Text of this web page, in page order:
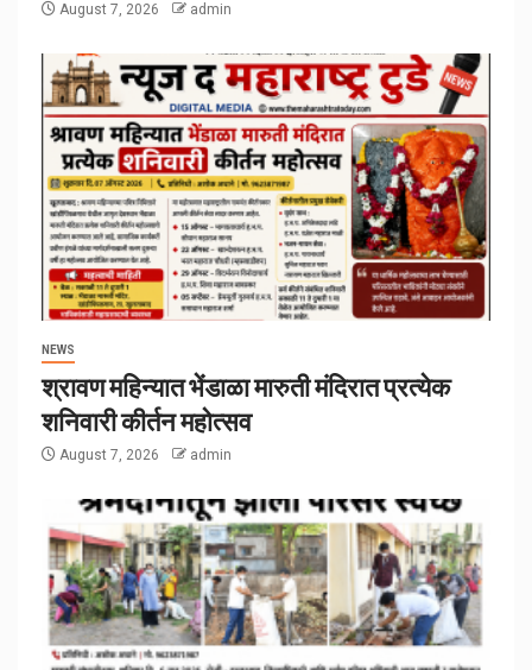
August 7, 2026 admin
NEWS
श्रावण महिन्यात भेंडाळा मारुती मंदिरात प्रत्येक
शनिवारी कीर्तन महोत्सव
August 7, 2026 admin